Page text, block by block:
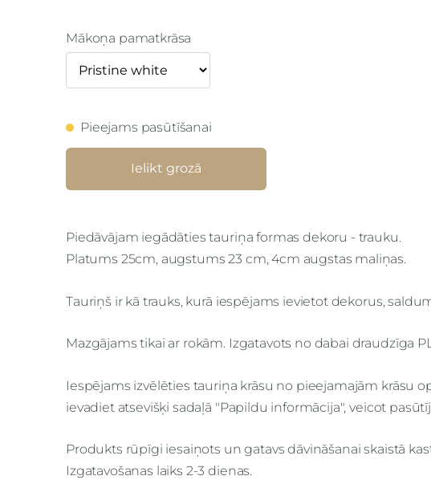
Mākoņa pamatkrāsa
Pieejams pasūtīšanai
Ielikt grozā
Piedāvājam iegādāties tauriņa formas dekoru - trauku.
Platums 25cm, augstums 23 cm, 4cm augstas maliņas.
Tauriņš ir kā trauks, kurā iespējams ievietot dekorus,
Mazgājams tikai ar rokām. Izgatavots no dabai draudzīga
Iespējams izvēlēties tauriņa krāsu no pieejamajām krāsu
ievadiet atsevišķi sadaļā "Papildu informācija", veicot
Produkts rūpīgi iesaiņots un gatavs dāvināšanai skaistā
Izgatavošanas laiks 2-3 dienas.